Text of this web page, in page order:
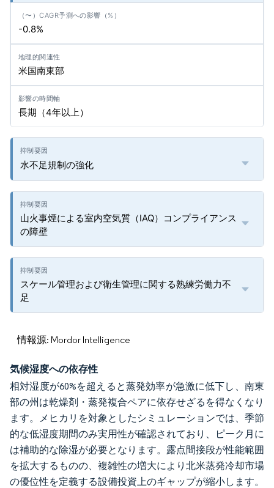
-0.8%
米国南東部
長期（4年以上）
水不足規制の強化
山火事煙による室内空気質（IAQ）コンプライアンス
の障壁
スケール管理および衛生管理に関する熟練労働力不
足
情報源: Mordor Intelligence
気候湿度への依存性
相対湿度が60%を超えると蒸発効率が急激に低下し、南東
部の州は乾燥剤・蒸発複合ペアに依存せざるを得なくなり
ます。メヒカリを対象としたシミュレーションでは、季節
的な低湿度期間のみ実用性が確認されており、ピーク月に
は補助的な除湿が必要となります。露点間接段が性能範囲
を拡大するものの、複雑性の増大により北米蒸発冷却市場
の優位性を定義する設備投資上のギャップが縮小します。